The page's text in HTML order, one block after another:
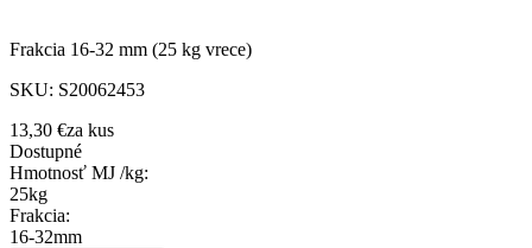
Frakcia 16-32 mm (25 kg vrece)
SKU: S20062453
13,30 €za kus
Dostupné
Hmotnosť MJ /kg:
25kg
Frakcia:
16-32mm